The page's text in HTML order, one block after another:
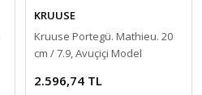
KRUUSE
Kruuse Portegü. Mathieu. 20
cm / 7.9, Avuçiçi Model
2.596,74 TL